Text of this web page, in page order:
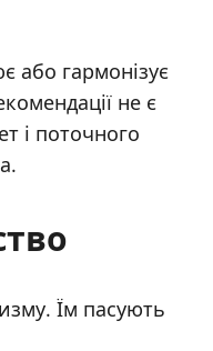
або гармонізує
не є
і поточного
Їм пасують